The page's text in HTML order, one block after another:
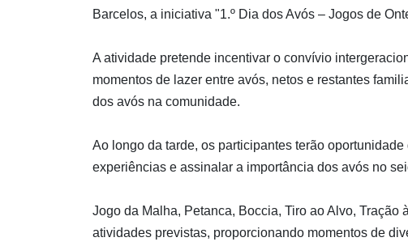
Barcelos, a iniciativa "1.º Dia dos Avós – Jogos de
A atividade pretende incentivar o convívio
momentos de lazer entre avós, netos e restantes
dos avós na comunidade.
Ao longo da tarde, os participantes terão
experiências e assinalar a importância dos avós no
Jogo da Malha, Petanca, Boccia, Tiro ao Alvo,
atividades previstas, proporcionando momentos de